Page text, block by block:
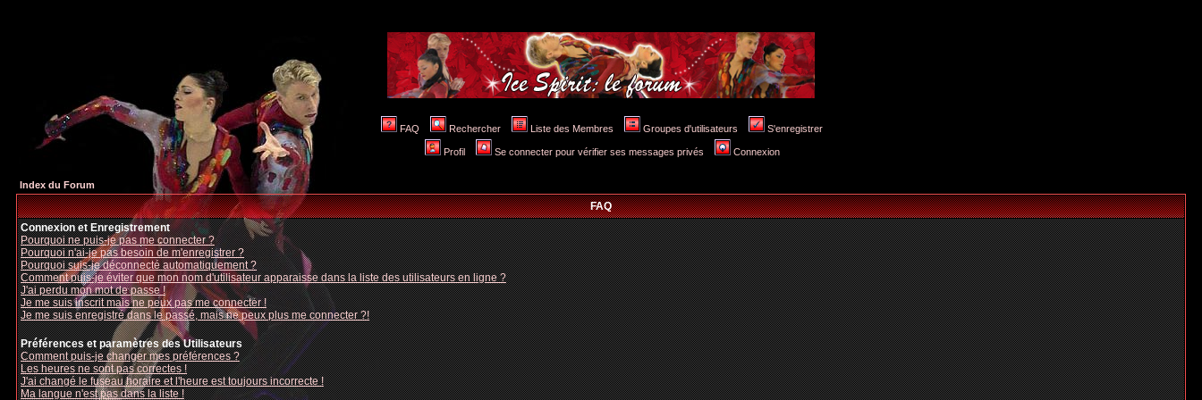
FAQ Rechercher Liste des Membres Groupes d'utilisateurs S'enregistrer
Profil Se connecter pour vérifier ses messages privés Connexion
Index du Forum
FAQ
Connexion et Enregistrement
Pourquoi ne puis-je pas me connecter ?
Pourquoi n'ai-je pas besoin de m'enregistrer ?
Pourquoi suis-je déconnecté automatiquement ?
Comment puis-je éviter que mon nom d'utilisateur apparaisse dans la liste des utilisateurs en ligne ?
J'ai perdu mon mot de passe !
Je me suis inscrit mais ne peux pas me connecter !
Je me suis enregistré dans le passé, mais ne peux plus me connecter ?!
Préférences et paramètres des Utilisateurs
Comment puis-je changer mes préférences ?
Les heures ne sont pas correctes !
J'ai changé le fuseau horaire et l'heure est toujours incorrecte !
Ma langue n'est pas dans la liste !